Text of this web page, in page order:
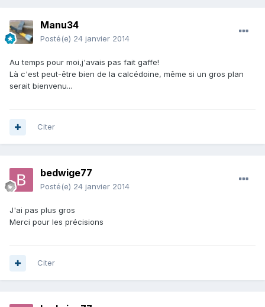
Manu34
Posté(e) 24 janvier 2014
Au temps pour moi,j'avais pas fait gaffe!
Là c'est peut-être bien de la calcédoine, même si un gros plan
serait bienvenu...
Citer
bedwige77
Posté(e) 24 janvier 2014
J'ai pas plus gros
Merci pour les précisions
Citer